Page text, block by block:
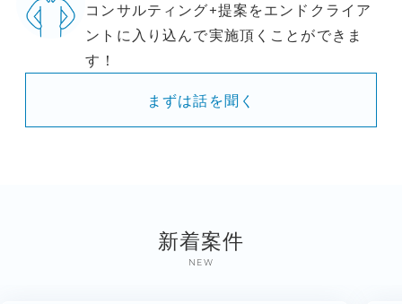
コンサルティング+提案をエンドクライア
ントに入り込んで実施頂くことができま
す！
まずは話を聞く
新着案件
NEW